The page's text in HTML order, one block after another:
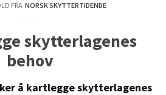
FRA NORSK SKYTTERTIDENDE
skytterlagenes
behov
å kartlegge skytterlagenes